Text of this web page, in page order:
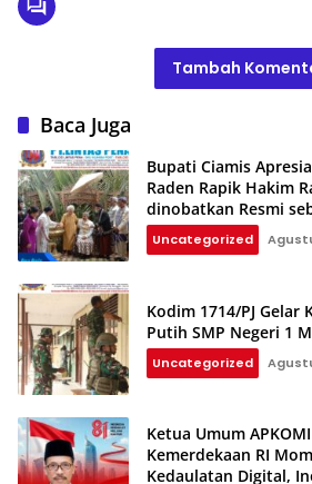
Tambah
Baca Juga
Bupati Ciamis
Raden Rapik Hakim
dinobatkan Resmi
Kerajaan Galuh
Uncategorized
Kodim 1714/PJ Gelar
Putih SMP Negeri 1
Uncategorized
Ketua Umum
Kemerdekaan RI
Kedaulatan Digital,